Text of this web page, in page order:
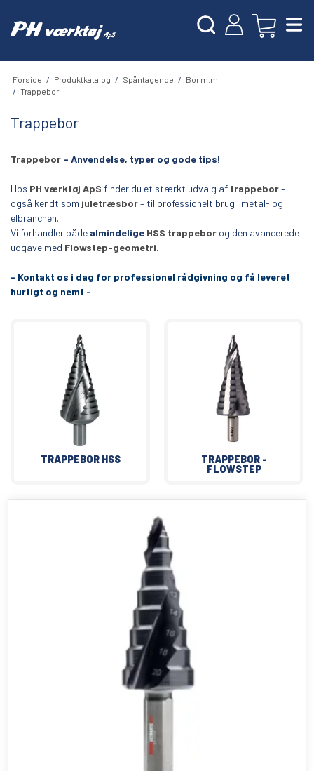
Forside / Produktkatalog / Spåntagende / Bor m.m
/ Trappebor
Trappebor
Trappebor – Anvendelse, typer og gode tips!
Hos PH værktøj ApS finder du et stærkt udvalg af trappebor–
også kendt som juletræsbor– til professionelt brug i metal- og
elbranchen.
Vi forhandler både almindelige HSS trappebor og den avancerede
udgave med Flowstep-geometri.
- Kontakt os i dag for professionel rådgivning og få leveret
hurtigt og nemt -
TRAPPEBOR HSS
TRAPPEBOR -
FLOWSTEP